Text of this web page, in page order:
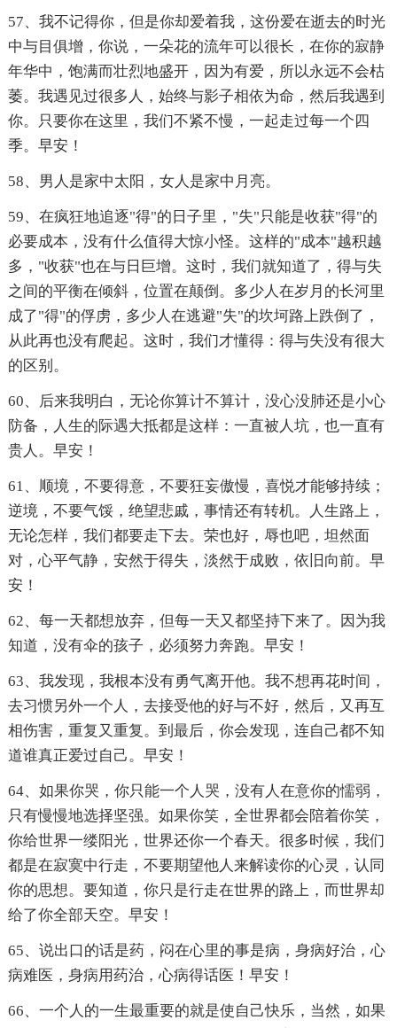
57、我不记得你，但是你却爱着我，这份爱在逝去的时光
中与目俱增，你说，一朵花的流年可以很长，在你的寂静
年华中，饱满而壮烈地盛开，因为有爱，所以永远不会枯
萎。我遇见过很多人，始终与影子相依为命，然后我遇到
你。只要你在这里，我们不紧不慢，一起走过每一个四
季。早安！
58、男人是家中太阳，女人是家中月亮。
59、在疯狂地追逐"得"的日子里，"失"只能是收获"得"的
必要成本，没有什么值得大惊小怪。这样的"成本"越积越
多，"收获"也在与日巨增。这时，我们就知道了，得与失
之间的平衡在倾斜，位置在颠倒。多少人在岁月的长河里
成了"得"的俘虏，多少人在逃避"失"的坎坷路上跌倒了，
从此再也没有爬起。这时，我们才懂得：得与失没有很大
的区别。
60、后来我明白，无论你算计不算计，没心没肺还是小心
防备，人生的际遇大抵都是这样：一直被人坑，也一直有
贵人。早安！
61、顺境，不要得意，不要狂妄傲慢，喜悦才能够持续；
逆境，不要气馁，绝望悲戚，事情还有转机。人生路上，
无论怎样，我们都要走下去。荣也好，辱也吧，坦然面
对，心平气静，安然于得失，淡然于成败，依旧向前。早
安！
62、每一天都想放弃，但每一天又都坚持下来了。因为我
知道，没有伞的孩子，必须努力奔跑。早安！
63、我发现，我根本没有勇气离开他。我不想再花时间，
去习惯另外一个人，去接受他的好与不好，然后，又再互
相伤害，重复又重复。到最后，你会发现，连自己都不知
道谁真正爱过自己。早安！
64、如果你哭，你只能一个人哭，没有人在意你的懦弱，
只有慢慢地选择坚强。如果你笑，全世界都会陪着你笑，
你给世界一缕阳光，世界还你一个春天。很多时候，我们
都是在寂寞中行走，不要期望他人来解读你的心灵，认同
你的思想。要知道，你只是行走在世界的路上，而世界却
给了你全部天空。早安！
65、说出口的话是药，闷在心里的事是病，身病好治，心
病难医，身病用药治，心病得话医！早安！
66、一个人的一生最重要的就是使自己快乐，当然，如果